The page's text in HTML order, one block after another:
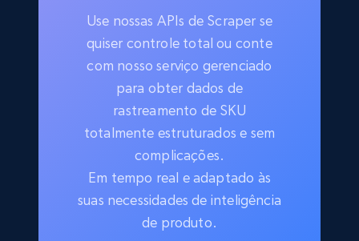
Use nossas APIs de Scraper se
quiser controle total ou conte
com nosso serviço gerenciado
para obter dados de
rastreamento de SKU
totalmente estruturados e sem
complicações.
Em tempo real e adaptado às
suas necessidades de inteligência
de produto.